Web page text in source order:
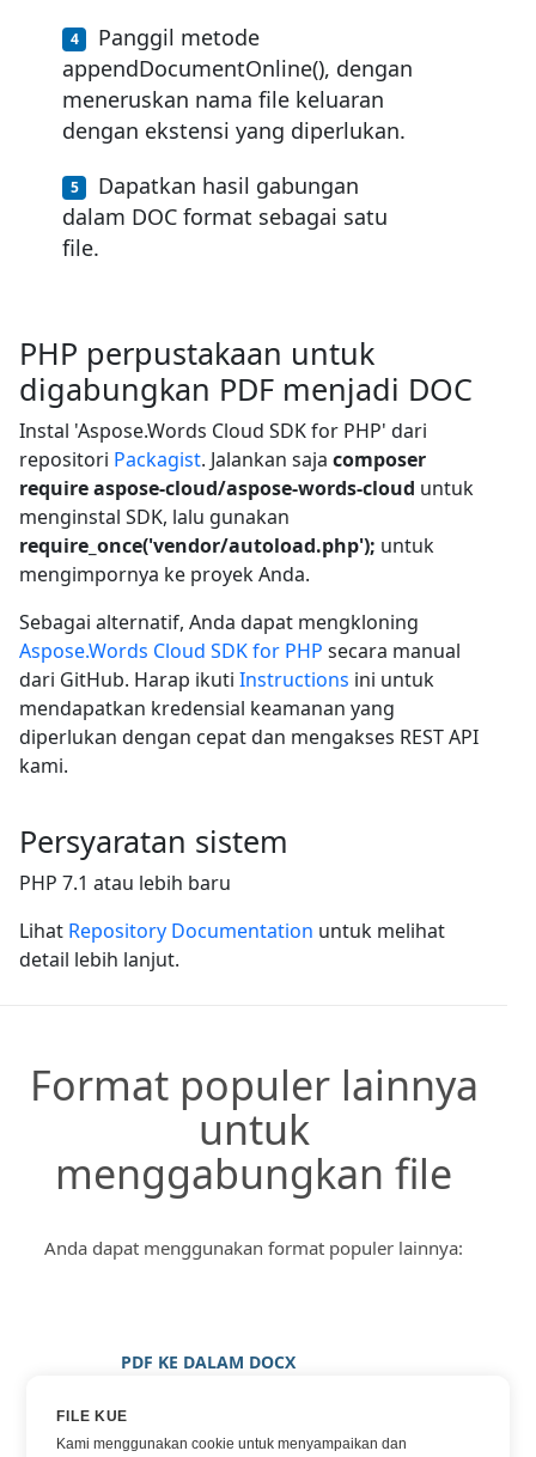
Panggil metode
appendDocumentOnline(), dengan
meneruskan nama file keluaran
dengan ekstensi yang diperlukan.
Dapatkan hasil gabungan
dalam DOC format sebagai satu
file.
PHP perpustakaan untuk
digabungkan PDF menjadi DOC
Instal 'Aspose.Words Cloud SDK for PHP' dari
repositori Packagist. Jalankan saja composer
require aspose-cloud/aspose-words-cloud untuk
menginstal SDK, lalu gunakan
require_once('vendor/autoload.php'); untuk
mengimpornya ke proyek Anda.
Sebagai alternatif, Anda dapat mengkloning
Aspose.Words Cloud SDK for PHP secara manual
dari GitHub. Harap ikuti Instructions ini untuk
mendapatkan kredensial keamanan yang
diperlukan dengan cepat dan mengakses REST API
kami.
Persyaratan sistem
PHP 7.1 atau lebih baru
Lihat Repository Documentation untuk melihat
detail lebih lanjut.
Format populer lainnya
untuk
menggabungkan file
Anda dapat menggunakan format populer lainnya:
PDF KE DALAM DOCX
PDF KE DALAM JPG
FILE KUE
Kami menggunakan cookie untuk menyampaikan dan